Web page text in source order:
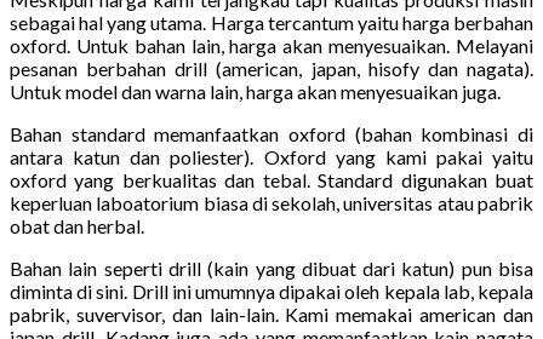
sebagai hal yang utama. Harga tercantum yaitu harga berbahan
oxford. Untuk bahan lain, harga akan menyesuaikan. Melayani
pesanan berbahan drill (american, japan, hisofy dan nagata).
Untuk model dan warna lain, harga akan menyesuaikan juga.
Bahan standard memanfaatkan oxford (bahan kombinasi di
antara katun dan poliester). Oxford yang kami pakai yaitu
oxford yang berkualitas dan tebal. Standard digunakan buat
keperluan laboatorium biasa di sekolah, universitas atau pabrik
obat dan herbal.
Bahan lain seperti drill (kain yang dibuat dari katun) pun bisa
diminta di sini. Drill ini umumnya dipakai oleh kepala lab, kepala
pabrik, suvervisor, dan lain-lain. Kami memakai american dan